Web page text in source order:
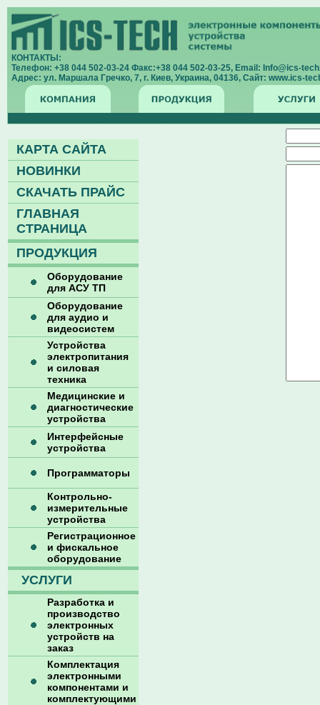
КОНТАКТЫ:
Телефон: +38 044 502-03-24 Факс:+38 044 502-03-25, Email: Info@ics-
Адрес: ул. Маршала Гречко, 7, г. Киев, Украина, 04136, Сайт: www.ics-
КАРТА САЙТА
НОВИНКИ
СКАЧАТЬ ПРАЙС
ГЛАВНАЯ
СТРАНИЦА
ПРОДУКЦИЯ
Оборудование
для АСУ ТП
Оборудование
для аудио и
видеосистем
Устройства
электропитания
и силовая
техника
Медицинские и
диагностические
устройства
Интерфейсные
устройства
Программаторы
Контрольно-
измерительные
устройства
Регистрационное
и фискальное
оборудование
УСЛУГИ
Разработка и
производство
электронных
устройств на
заказ
Комплектация
электронными
компонентами и
комплектующими